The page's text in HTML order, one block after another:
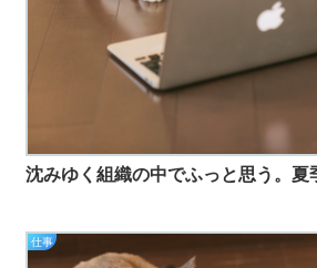
沈みゆく組織の中でふっと思う。夏
仕事